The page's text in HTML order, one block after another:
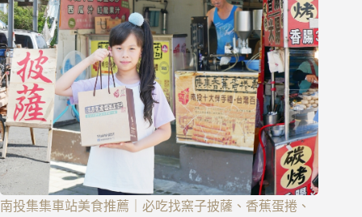
南投集集車站美食推薦｜必吃找窯子披薩、香蕉蛋捲、